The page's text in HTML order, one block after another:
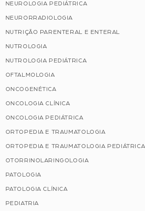
NEUROLOGIA PEDIÁTRICA
NEURORRADIOLOGIA
NUTRIÇÃO PARENTERAL E ENTERAL
NUTROLOGIA
NUTROLOGIA PEDIÁTRICA
OFTALMOLOGIA
ONCOGENÉTICA
ONCOLOGIA CLÍNICA
ONCOLOGIA PEDIÁTRICA
ORTOPEDIA E TRAUMATOLOGIA
ORTOPEDIA E TRAUMATOLOGIA PEDIÁTRICA
OTORRINOLARINGOLOGIA
PATOLOGIA
PATOLOGIA CLÍNICA
PEDIATRIA